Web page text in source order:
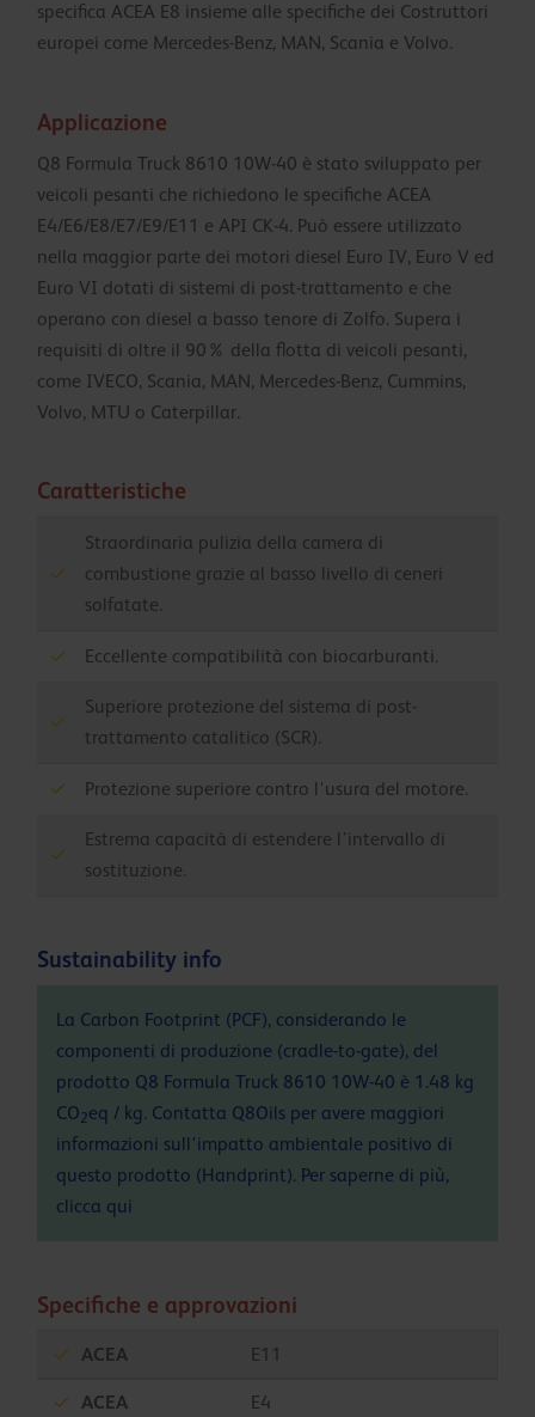
specifica ACEA E8 insieme alle specifiche dei Costruttori
europei come Mercedes-Benz, MAN, Scania e Volvo.
Applicazione
Q8 Formula Truck 8610 10W-40 è stato sviluppato per
veicoli pesanti che richiedono le specifiche ACEA
E4/E6/E8/E7/E9/E11 e API CK-4. Può essere utilizzato
nella maggior parte dei motori diesel Euro IV, Euro V ed
Euro VI dotati di sistemi di post-trattamento e che
operano con diesel a basso tenore di Zolfo. Supera i
requisiti di oltre il 90% della flotta di veicoli pesanti,
come IVECO, Scania, MAN, Mercedes-Benz, Cummins,
Volvo, MTU o Caterpillar.
Caratteristiche
Straordinaria pulizia della camera di
combustione grazie al basso livello di ceneri
solfatate.
Eccellente compatibilità con biocarburanti.
Superiore protezione del sistema di post-
trattamento catalitico (SCR).
Protezione superiore contro l'usura del motore.
Estrema capacità di estendere l’intervallo di
sostituzione.
Sustainability info
La Carbon Footprint (PCF), considerando le
componenti di produzione (cradle-to-gate), del
prodotto Q8 Formula Truck 8610 10W-40 è 1.48 kg
CO2eq / kg. Contatta Q8Oils per avere maggiori
informazioni sull'impatto ambientale positivo di
questo prodotto (Handprint). Per saperne di più,
clicca qui
Specifiche e approvazioni
ACEA E11
ACEA E4